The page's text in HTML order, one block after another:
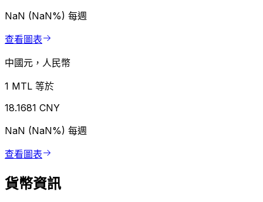
NaN (NaN%) 每週
查看圖表
中國元，人民幣
1 MTL 等於
18.1681 CNY
NaN (NaN%) 每週
查看圖表
貨幣資訊